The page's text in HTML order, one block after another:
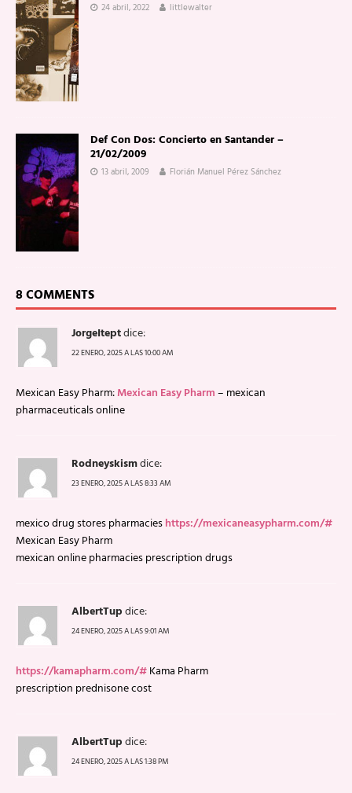
24 abril, 2022 littlewalter
Def Con Dos: Concierto en Santander –
21/02/2009
13 abril, 2009 Florián Manuel Pérez Sánchez
8 COMMENTS
JorgeIteptdice:
22 ENERO, 2025 A LAS 10:00 AM
Mexican Easy Pharm:Mexican Easy Pharm– mexican
pharmaceuticals online
Rodneyskismdice:
23 ENERO, 2025 A LAS 8:33 AM
mexico drug stores pharmacieshttps://mexicaneasypharm.com/#
Mexican Easy Pharm
mexican online pharmacies prescription drugs
AlbertTupdice:
24 ENERO, 2025 A LAS 9:01 AM
https://kamapharm.com/#Kama Pharm
prescription prednisone cost
AlbertTupdice:
24 ENERO, 2025 A LAS 1:38 PM